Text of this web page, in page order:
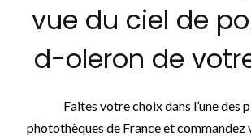
vue du ciel de
d-oleron de
Faites votre choix dans l’une des
photothèques de France et commandez